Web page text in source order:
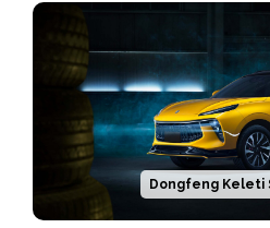
Dongfeng Keleti